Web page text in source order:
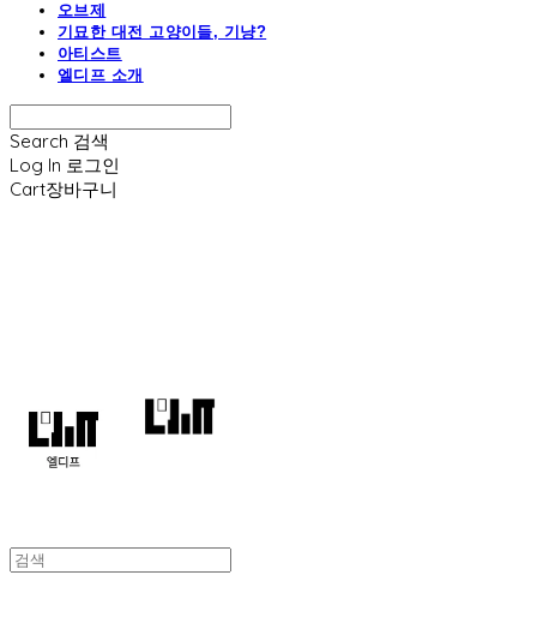
오브제
기묘한 대전 고양이들, 기냥?
아티스트
엘디프 소개
Search 검색
Log In 로그인
Cart장바구니